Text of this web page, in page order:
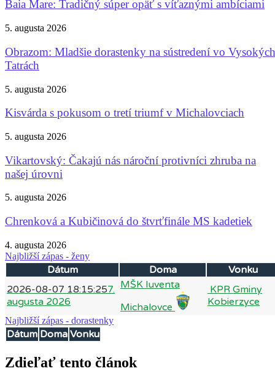
Baia Mare: Tradičný súper opäť s víťaznými ambíciami
5. augusta 2026
Obrazom: Mladšie dorastenky na sústredení vo Vysokých
Tatrách
5. augusta 2026
Kisvárda s pokusom o tretí triumf v Michalovciach
5. augusta 2026
Vikartovský: Čakajú nás nároční protivníci zhruba na
našej úrovni
5. augusta 2026
Chrenková a Kubičinová do štvrťfinále MS kadetiek
4. augusta 2026
Najbližší zápas - ženy
Dátum Doma
Vonku
2026-08-07 18:15:257.
augusta 2026
MŠK Iuventa
Michalovce
KPR Gminy
Kobierzyce
Najbližší zápas - dorastenky
Dátum Doma Vonku
Zdieľať tento článok